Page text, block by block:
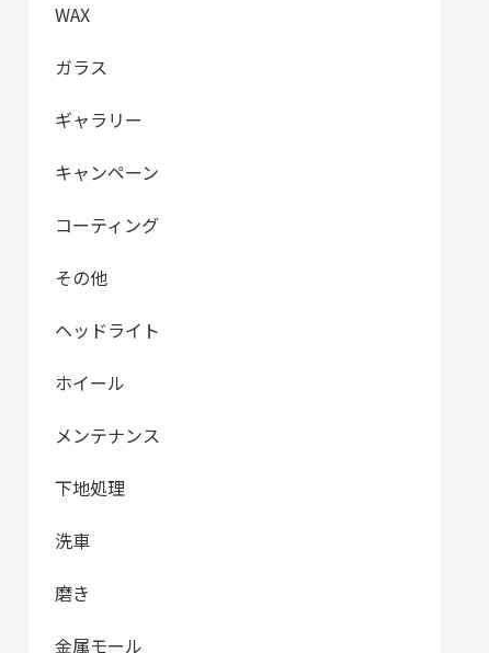
WAX
ガラス
ギャラリー
キャンペーン
コーティング
その他
ヘッドライト
ホイール
メンテナンス
下地処理
洗車
磨き
金属モール